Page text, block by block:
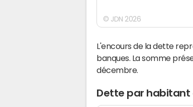
© JDN 2026
L'encours de la dette
banques. La somme
décembre.
Dette par habitant